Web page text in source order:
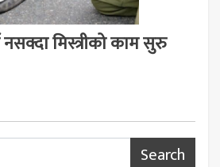
मिस्त्रीको काम सुरु